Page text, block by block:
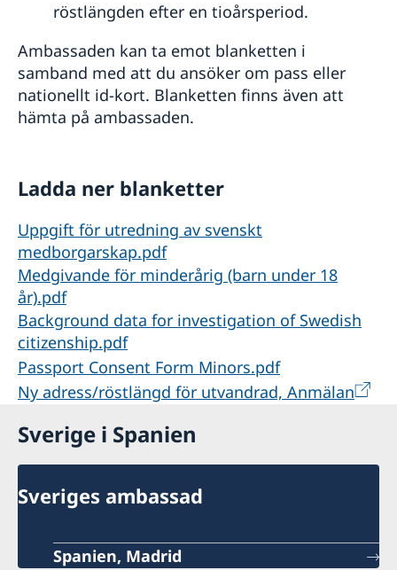
röstlängden efter en tioårsperiod.
Ambassaden kan ta emot blanketten i
samband med att du ansöker om pass eller
nationellt id-kort. Blanketten finns även att
hämta på ambassaden.
Ladda ner blanketter
Uppgift för utredning av svenskt
medborgarskap.pdf
Medgivande för minderårig (barn under 18
år).pdf
Background data for investigation of Swedish
citizenship.pdf
Passport Consent Form Minors.pdf
Ny adress/röstlängd för utvandrad, Anmälan
Sverige i Spanien
Sveriges ambassad
Spanien, Madrid